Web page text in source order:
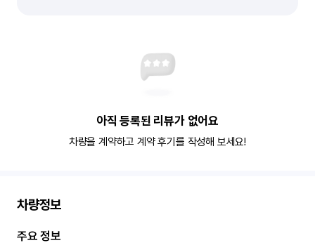
아직 등록된 리뷰가 없어요
차량을 계약하고 계약 후기를 작성해 보세요!
차량정보
주요 정보